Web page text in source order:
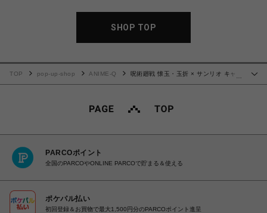
SHOP TOP
TOP pop-up-shop ANIME-Q
呪術廻戦 懐玉・玉折 × サンリオ キャラ
PARCOポイント
全国のPARCOやONLINE PARCOで貯まる＆使える
ポケパル払い
初回登録＆お買物で最大1,500円分のPARCOポイント進呈